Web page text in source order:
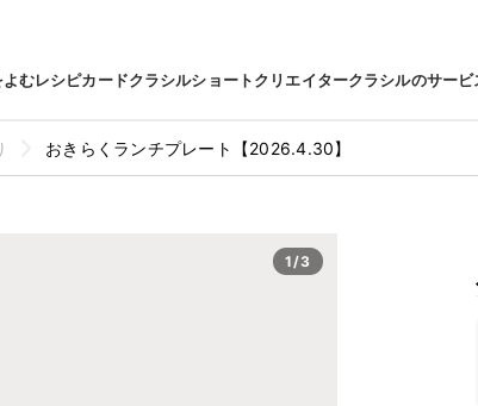
むレシピカードクラシルショートクリエイタークラシルのサービ
おきらくランチプレート【2026.4.30】
1/3